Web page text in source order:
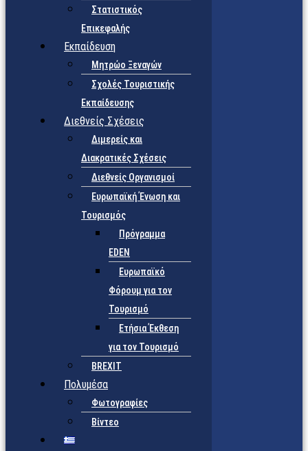
Στατιστικός
Επικεφαλής
Εκπαίδευση
Μητρώο Ξεναγών
Σχολές Τουριστικής
Εκπαίδευσης
Διεθνείς Σχέσεις
Διμερείς και
Διακρατικές Σχέσεις
Διεθνείς Οργανισμοί
Ευρωπαϊκή Ένωση και
Τουρισμός
Πρόγραμμα
EDEN
Ευρωπαϊκό
Φόρουμ για τον
Τουρισμό
Ετήσια Έκθεση
για τον Τουρισμό
BREXIT
Πολυμέσα
Φωτογραφίες
Βίντεο